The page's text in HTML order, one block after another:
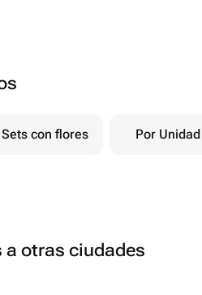
Sets con flores Por Unidad
a otras ciudades